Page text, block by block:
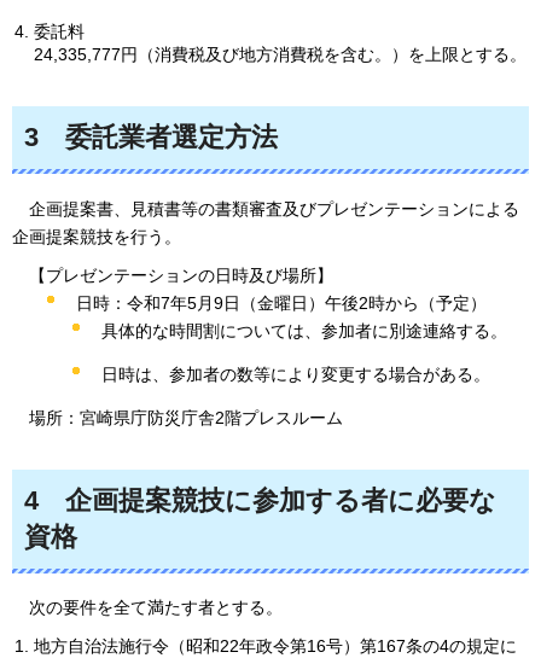
委託料
24,335,777円（消費税及び地方消費税を含む。）を上限とする。
3 委託業者選定方法
企画提案書、見積書等の書類審査及びプレゼンテーションによる
企画提案競技を行う。
【プレゼンテーションの日時及び場所】
日時：令和7年5月9日（金曜日）午後2時から（予定）
具体的な時間割については、参加者に別途連絡する。
日時は、参加者の数等により変更する場合がある。
場所：宮崎県庁防災庁舎2階プレスルーム
4
企画提案競技に参加する者に必要な
資格
次の要件を全て満たす者とする。
地方自治法施行令（昭和22年政令第16号）第167条の4の規定に